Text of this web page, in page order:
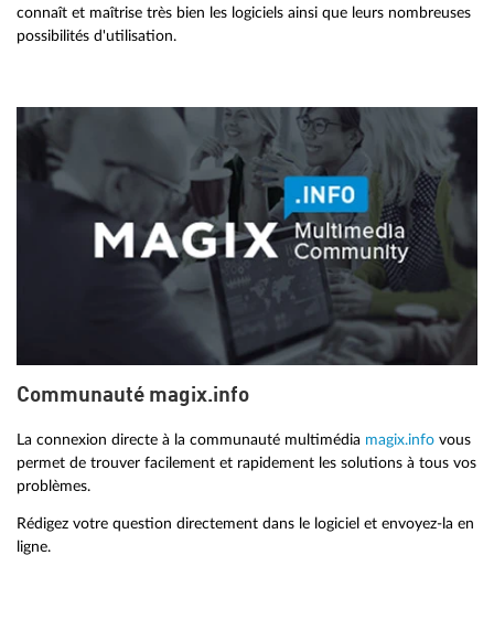
connaît et maîtrise très bien les logiciels ainsi que leurs nombreuses
possibilités d'utilisation.
Communauté magix.info
La connexion directe à la communauté multimédia magix.info vous
permet de trouver facilement et rapidement les solutions à tous vos
problèmes.
Rédigez votre question directement dans le logiciel et envoyez-la en
ligne.